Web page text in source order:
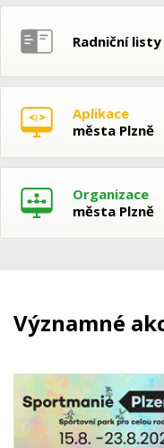
Radniční listy
Aplikace
města Plzně
Organizace
města Plzně
Významné